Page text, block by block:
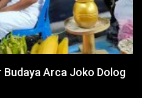
Budaya Arca Joko Dolog